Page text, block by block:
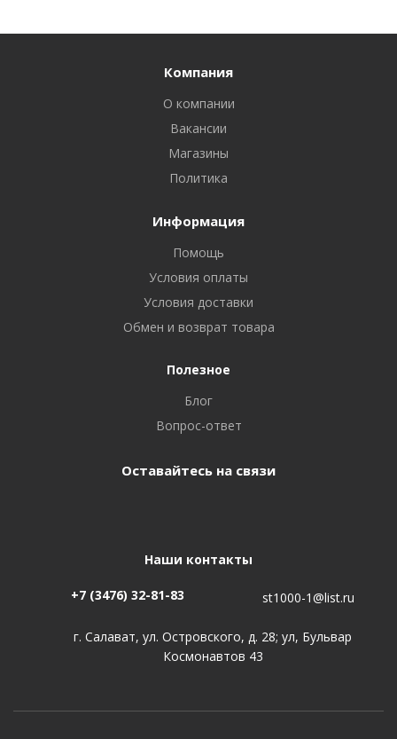
Компания
О компании
Вакансии
Магазины
Политика
Информация
Помощь
Условия оплаты
Условия доставки
Обмен и возврат товара
Полезное
Блог
Вопрос-ответ
Оставайтесь на связи
Наши контакты
+7 (3476) 32-81-83 st1000-1@list.ru
г. Салават, ул. Островского, д. 28; ул, Бульвар
Космонавтов 43